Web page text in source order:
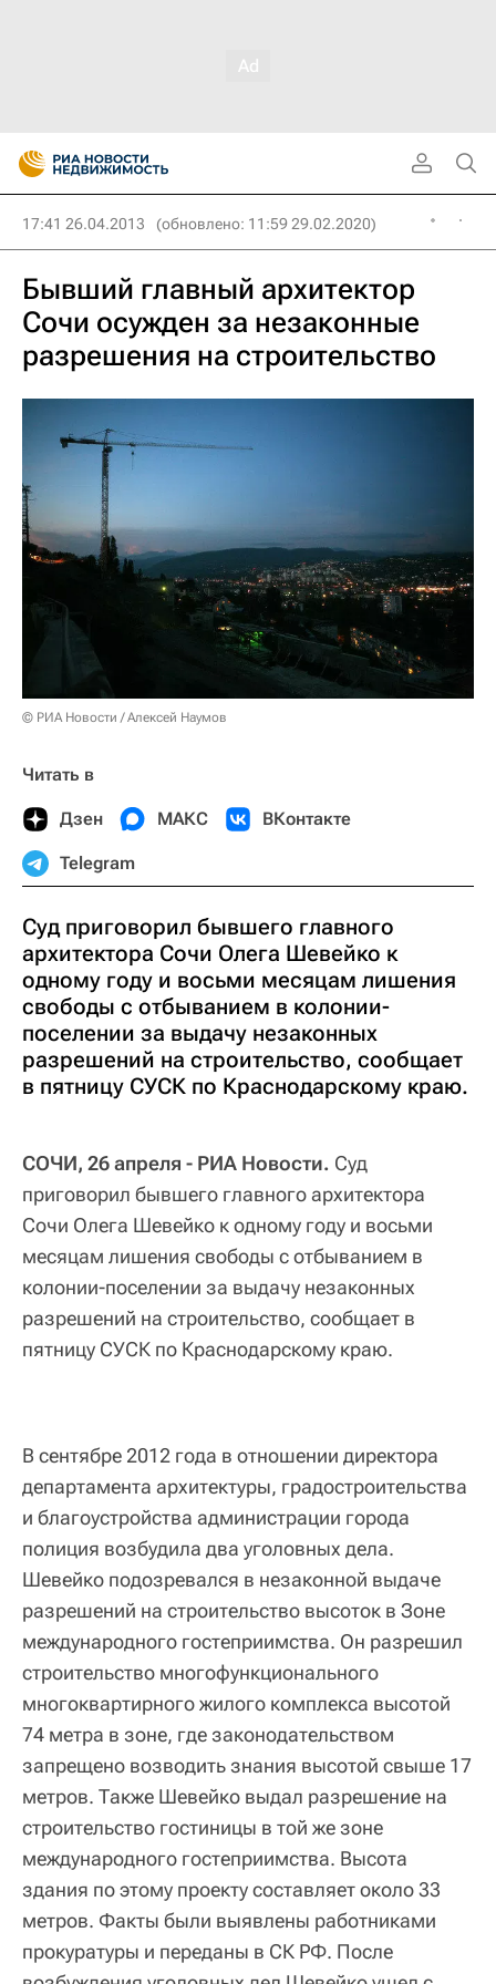
17:41 26.04.2013 (обновлено: 11:59 29.02.2020)
Бывший главный архитектор
Сочи осужден за незаконные
разрешения на строительство
© РИА Новости / Алексей Наумов
Читать в
Дзен МАКС ВКонтакте
Telegram
Суд приговорил бывшего главного
архитектора Сочи Олега Шевейко к
одному году и восьми месяцам лишения
свободы с отбыванием в колонии-
поселении за выдачу незаконных
разрешений на строительство, сообщает
в пятницу СУСК по Краснодарскому краю.
СОЧИ, 26 апреля - РИА Новости. Суд
приговорил бывшего главного архитектора
Сочи Олега Шевейко к одному году и восьми
месяцам лишения свободы с отбыванием в
колонии-поселении за выдачу незаконных
разрешений на строительство, сообщает в
пятницу СУСК по Краснодарскому краю.
В сентябре 2012 года в отношении директора
департамента архитектуры, градостроительства
и благоустройства администрации города
полиция возбудила два уголовных дела.
Шевейко подозревался в незаконной выдаче
разрешений на строительство высоток в Зоне
международного гостеприимства. Он разрешил
строительство многофункционального
многоквартирного жилого комплекса высотой
74 метра в зоне, где законодательством
запрещено возводить знания высотой свыше 17
метров. Также Шевейко выдал разрешение на
строительство гостиницы в той же зоне
международного гостеприимства. Высота
здания по этому проекту составляет около 33
метров. Факты были выявлены работниками
прокуратуры и переданы в СК РФ. После